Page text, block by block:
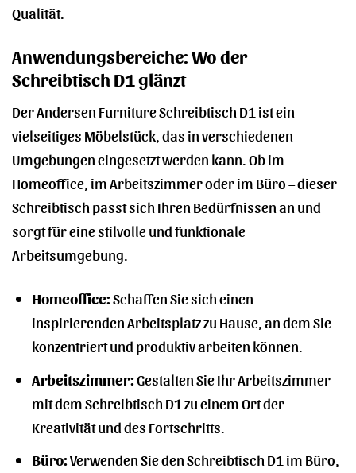
Qualität.
Anwendungsbereiche: Wo der
Schreibtisch D1 glänzt
Der Andersen Furniture Schreibtisch D1 ist ein
vielseitiges Möbelstück, das in verschiedenen
Umgebungen eingesetzt werden kann. Ob im
Homeoffice, im Arbeitszimmer oder im Büro – dieser
Schreibtisch passt sich Ihren Bedürfnissen an und
sorgt für eine stilvolle und funktionale
Arbeitsumgebung.
Homeoffice:Schaffen Sie sich einen
inspirierenden Arbeitsplatz zu Hause, an dem Sie
konzentriert und produktiv arbeiten können.
Arbeitszimmer:Gestalten Sie Ihr Arbeitszimmer
mit dem Schreibtisch D1 zu einem Ort der
Kreativität und des Fortschritts.
Büro:Verwenden Sie den Schreibtisch D1 im Büro,